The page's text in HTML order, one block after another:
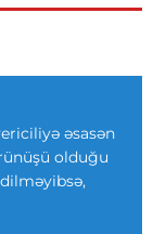
əsasən
olduğu